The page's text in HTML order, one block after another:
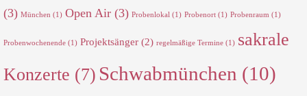
(3) München (1) Open Air (3) Probenlokal (1) Probenort (1) Probenraum (1)
Probenwochenende (1) Projektsänger (2) regelmäßige Termine (1) sakrale
Konzerte (7) Schwabmünchen (10)